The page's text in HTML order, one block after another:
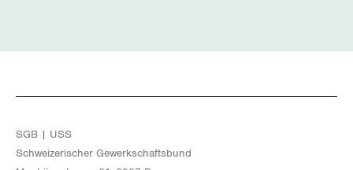
SGB | USS
Schwei­ze­ri­scher Ge­werk­schafts­bund